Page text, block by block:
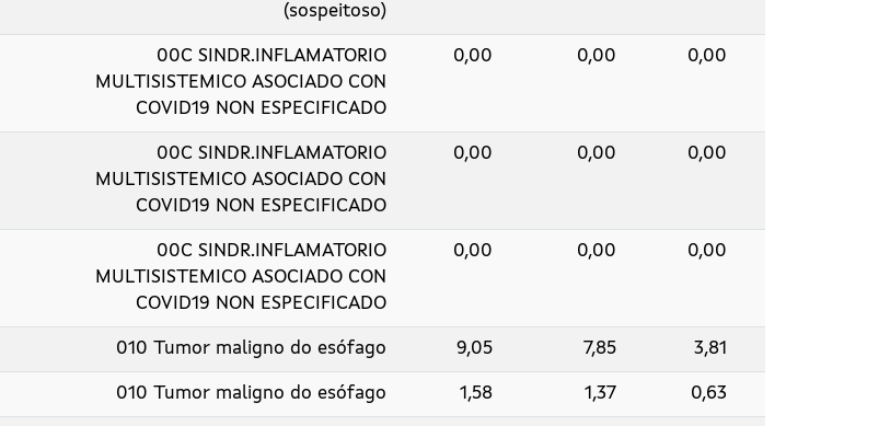
(sospeitoso)
00C SINDR.INFLAMATORIO
MULTISISTEMICO ASOCIADO CON
COVID19 NON ESPECIFICADO
0,00 0,00 0,00
00C SINDR.INFLAMATORIO
MULTISISTEMICO ASOCIADO CON
COVID19 NON ESPECIFICADO
0,00 0,00 0,00
00C SINDR.INFLAMATORIO
MULTISISTEMICO ASOCIADO CON
COVID19 NON ESPECIFICADO
0,00 0,00 0,00
010 Tumor maligno do esófago 9,05 7,85 3,81
010 Tumor maligno do esófago 1,58 1,37 0,63